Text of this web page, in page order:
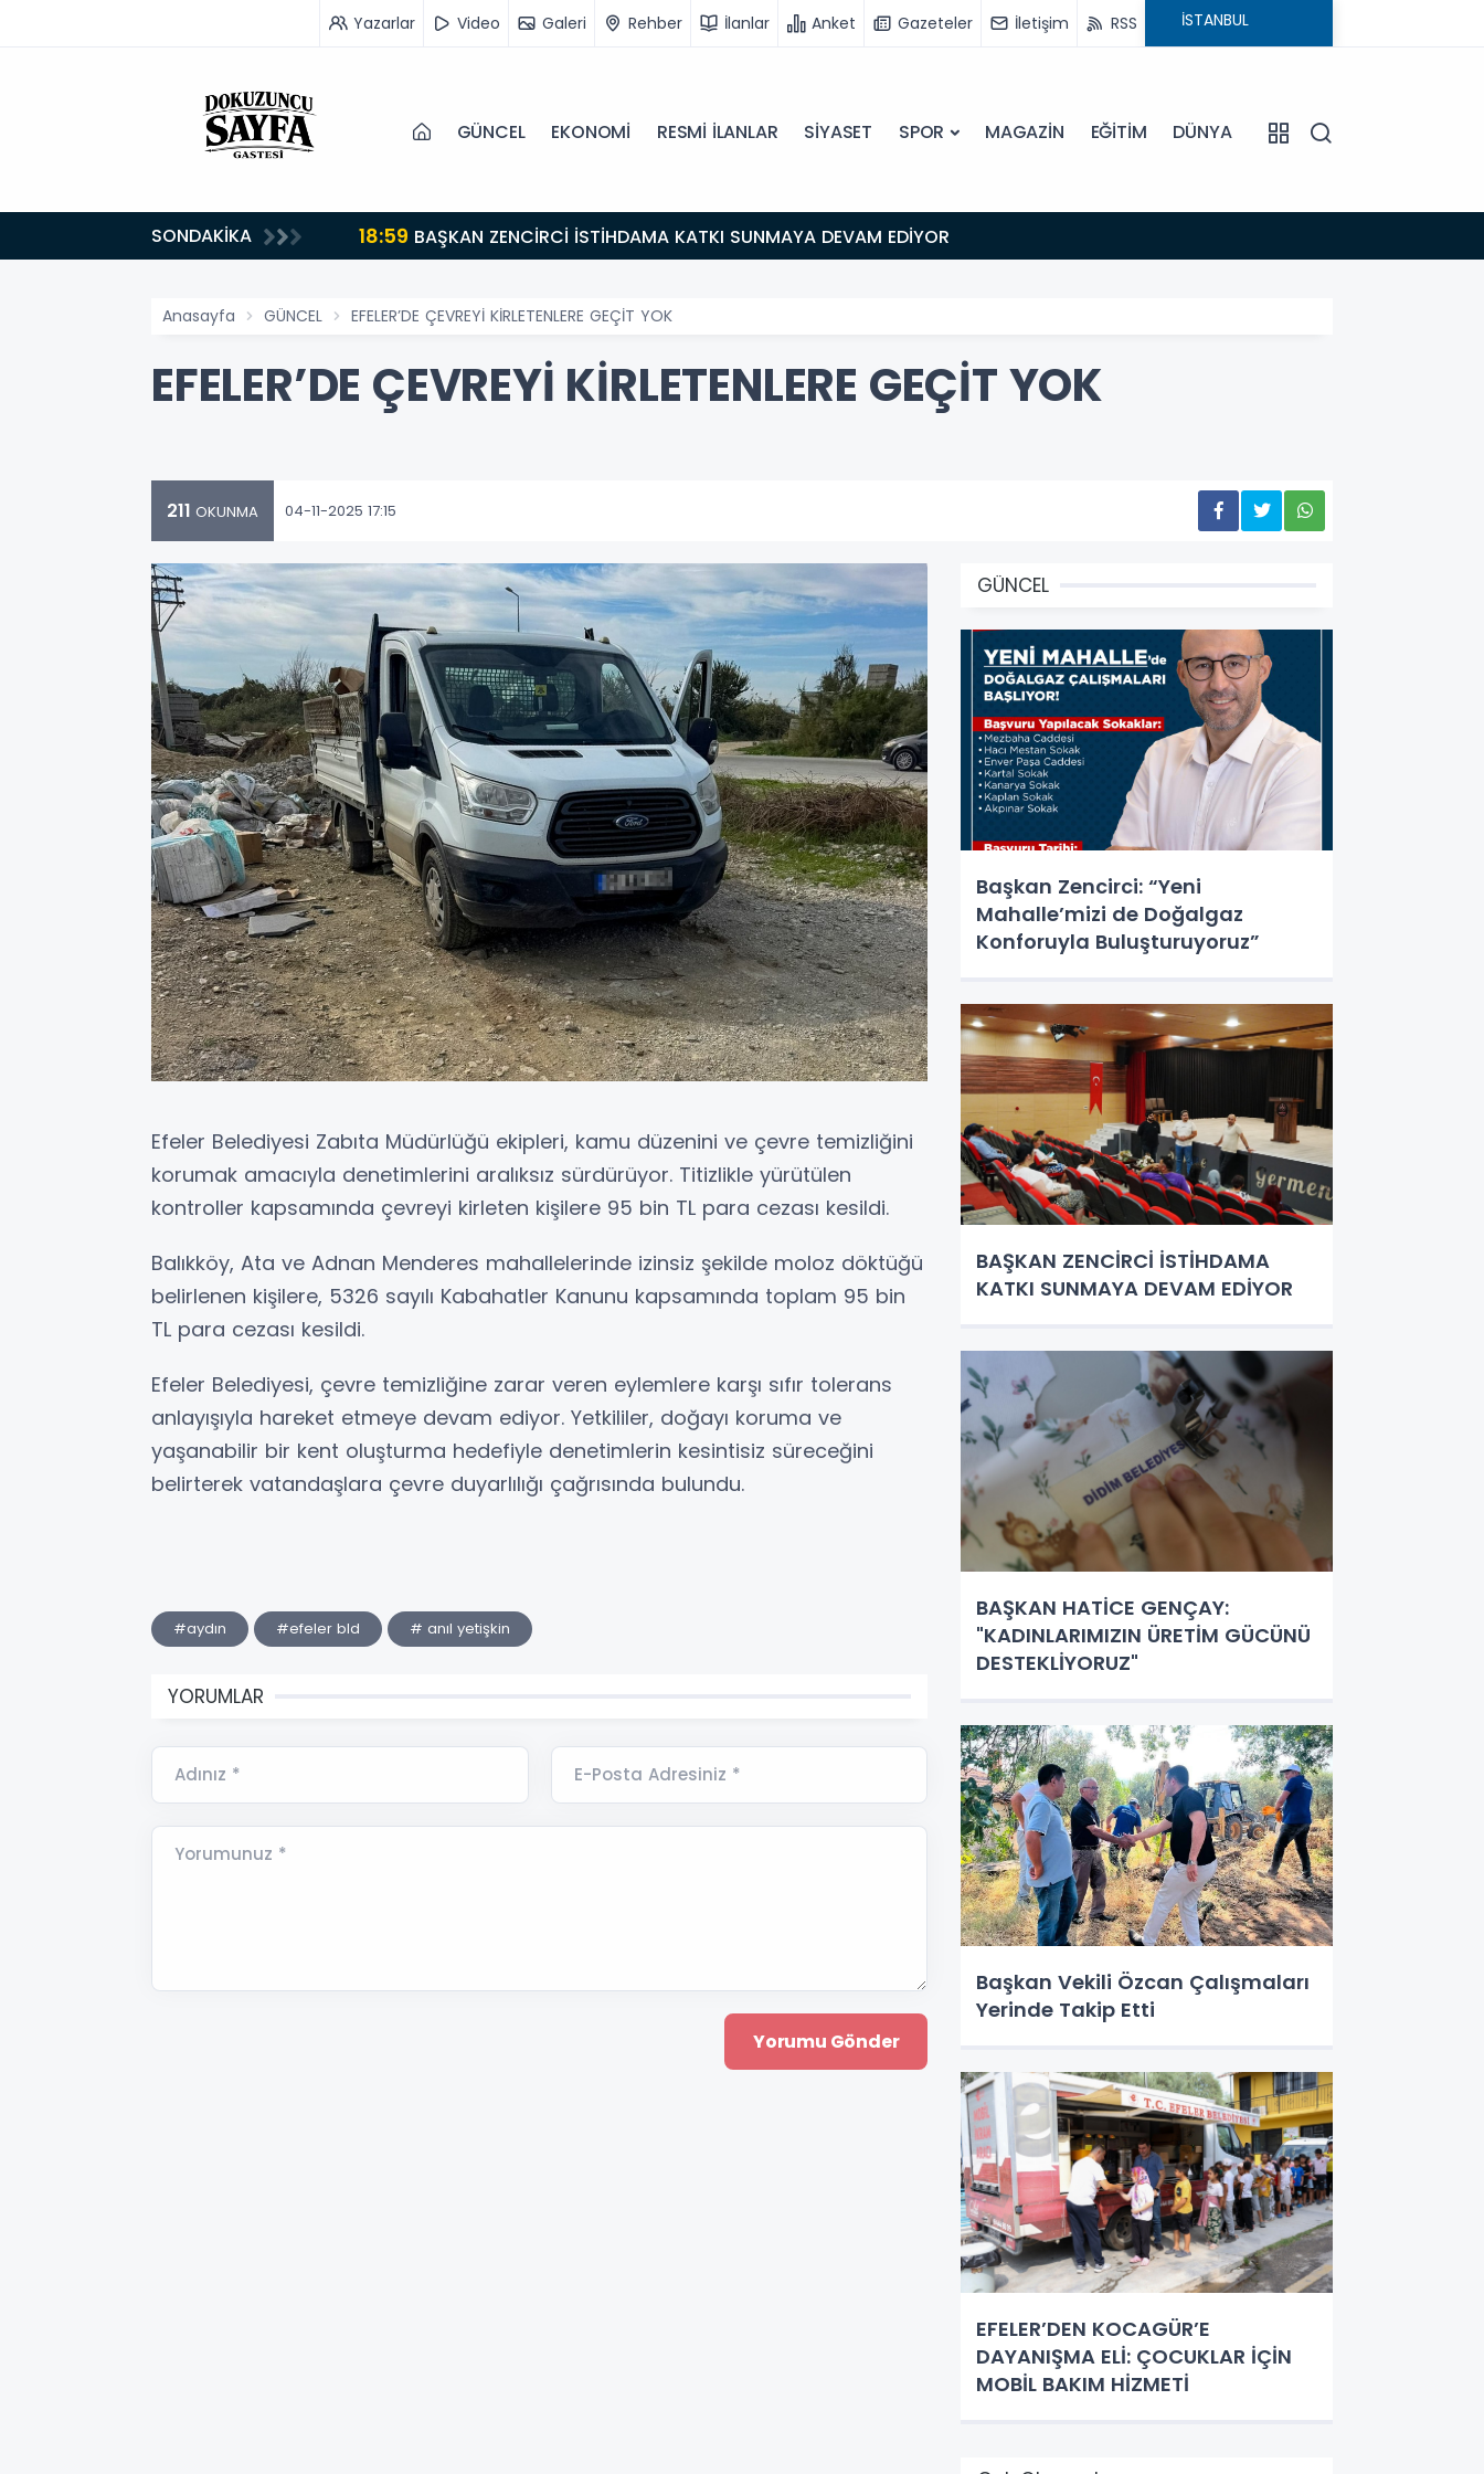
Yazarlar Video Galeri Rehber İlanlar Anket Gazeteler İletişim RSS
GÜNCEL EKONOMİ RESMİ İLANLAR SİYASET SPOR MAGAZİN EĞİTİM DÜNYA
SONDAKİKA 18:59 BAŞKAN ZENCİRCİ İSTİHDAMA KATKI SUNMAYA DEVAM EDİYOR
Anasayfa GÜNCEL EFELER’DE ÇEVREYİ KİRLETENLERE GEÇİT YOK
EFELER’DE ÇEVREYİ KİRLETENLERE GEÇİT YOK
211 OKUNMA 04-11-2025 17:15
Efeler Belediyesi Zabıta Müdürlüğü ekipleri, kamu düzenini ve çevre temizliğini
korumak amacıyla denetimlerini aralıksız sürdürüyor. Titizlikle yürütülen
kontroller kapsamında çevreyi kirleten kişilere 95 bin TL para cezası kesildi.
Balıkköy, Ata ve Adnan Menderes mahallelerinde izinsiz şekilde moloz döktüğü
belirlenen kişilere, 5326 sayılı Kabahatler Kanunu kapsamında toplam 95 bin
TL para cezası kesildi.
Efeler Belediyesi, çevre temizliğine zarar veren eylemlere karşı sıfır tolerans
anlayışıyla hareket etmeye devam ediyor. Yetkililer, doğayı koruma ve
yaşanabilir bir kent oluşturma hedefiyle denetimlerin kesintisiz süreceğini
belirterek vatandaşlara çevre duyarlılığı çağrısında bulundu.
#aydın #efeler bld # anıl yetişkin
YORUMLAR
Adınız * E-Posta Adresiniz *
Yorumunuz *
GÜNCEL
Başkan Zencirci: “Yeni
Mahalle’mizi de Doğalgaz
Konforuyla Buluşturuyoruz”
BAŞKAN ZENCİRCİ İSTİHDAMA
KATKI SUNMAYA DEVAM EDİYOR
BAŞKAN HATİCE GENÇAY:
"KADINLARIMIZIN ÜRETİM GÜCÜNÜ
DESTEKLİYORUZ"
Başkan Vekili Özcan Çalışmaları
Yerinde Takip Etti
EFELER’DEN KOCAGÜR’E
DAYANIŞMA ELİ: ÇOCUKLAR İÇİN
MOBİL BAKIM HİZMETİ